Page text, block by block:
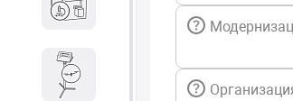
спектрометры
Весы и весовое